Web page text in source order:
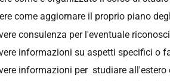
come aggiornare il proprio piano
consulenza per l'eventuale
informazioni su aspetti specifici o
informazioni per studiare all'estero